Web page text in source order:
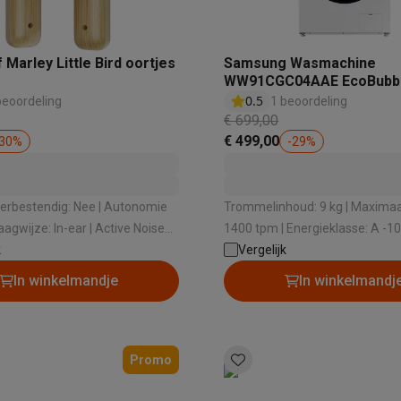
laptops
Strijkijzers met ecocheques
Diepvriezers met ecocheques Ovens met ecocheques
Koptelefoons met ecocheques Oortjes met ecocheques
Marley Little Bird oortjes
30%
Nee | Autonomie
In-ear | Active Noise
Nee | Ingebouwde microfoon:
In winkelmandje
Samsung Wasmachine
WW91CGC04AAE
0.5
1 beoordeling
€ 699,00
€ 499,00
-29%
Trommelinhoud: 9 kg |
1400 tpm | Energieklasse: A -
Geluidsniveau bij het zwieren:
Dosering wasmiddel: Handmatig
Vergelijk
In
Promo